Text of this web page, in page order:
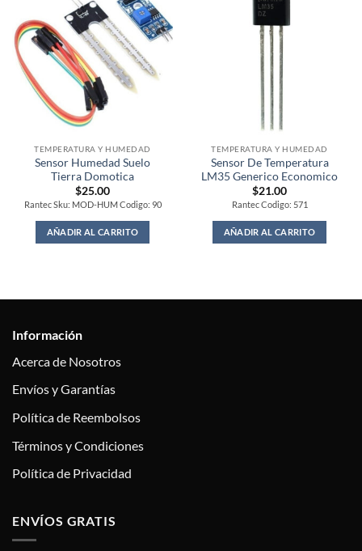
TEMPERATURA Y HUMEDAD
Sensor Humedad Suelo
Tierra Domotica
$25.00
Rantec Sku: MOD-HUM Codigo: 90
AÑADIR AL CARRITO
TEMPERATURA Y HUMEDAD
Sensor De Temperatura
LM35 Generico Economico
$21.00
Rantec Codigo: 571
AÑADIR AL CARRITO
Información
Acerca de Nosotros
Envíos y Garantías
Política de Reembolsos
Términos y Condiciones
Política de Privacidad
ENVÍOS GRATIS